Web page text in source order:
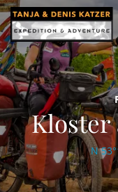
Kloster
N